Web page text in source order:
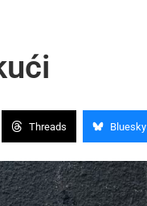
Threads Bluesky